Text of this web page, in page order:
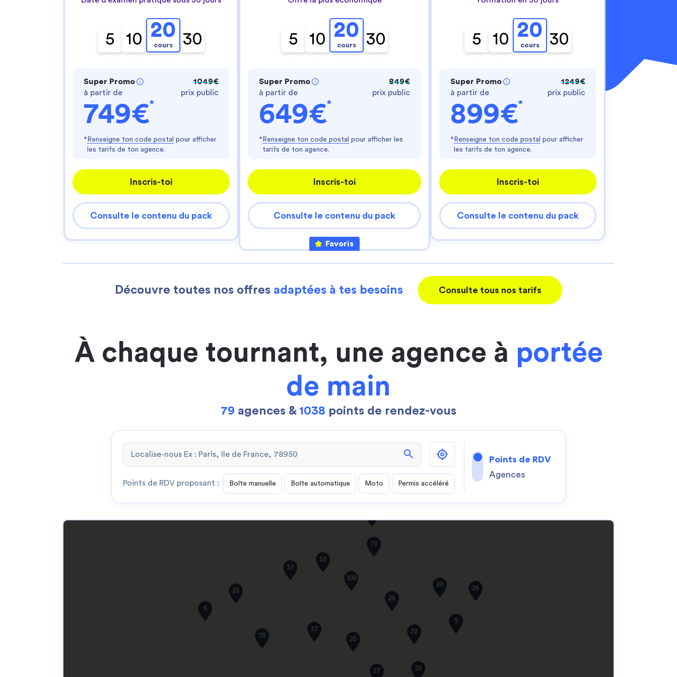
Je choisis J'accepte
Axeptio consent
Plateforme de Gestion du Consentement : Personnalisez vos Options
Notre plateforme vous permet d'adapter et de gérer vos paramètres de confidentialité, en
5 10 20
cours 30
Super Promo
à partir de
749€*
1049€
prix public
* Renseigne ton code postal pour afficher
les tarifs de ton agence.
Inscris-toi
Consulte le contenu du pack
5 10 20
cours 30
Super Promo
à partir de
649€*
849€
prix public
* Renseigne ton code postal pour afficher les
tarifs de ton agence.
Inscris-toi
Consulte le contenu du pack
Favoris
5 10 20
cours 30
Super Promo
à partir de
899€*
1249€
prix public
* Renseigne ton code postal pour afficher
les tarifs de ton agence.
Inscris-toi
Consulte le contenu du pack
Découvre toutes nos offres adaptées à tes besoins Consulte tous nos tarifs
À chaque tournant, une agence à portée
de main
79 agences & 1038 points de rendez-vous
search
Points de RDV proposant : Boîte manuelle Boîte automatique Moto Permis accéléré
Points de RDV
Agences
35
70
27
26
37
20
22
300
20
6
27
39
20 26
10
5